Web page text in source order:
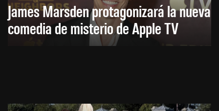
James Marsden protagonizará la nueva
comedia de misterio de Apple TV